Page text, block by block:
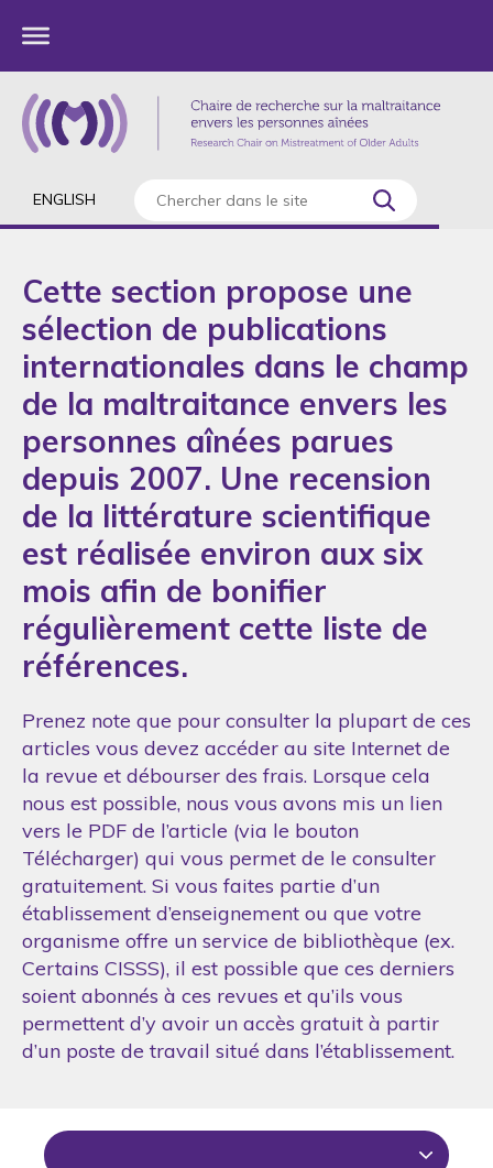
ENGLISH
Cette section propose une
sélection de publications
internationales dans le champ
de la maltraitance envers les
personnes aînées parues
depuis 2007. Une recension
de la littérature scientifique
est réalisée environ aux six
mois afin de bonifier
régulièrement cette liste de
références.
Prenez note que pour consulter la plupart de ces
articles vous devez accéder au site Internet de
la revue et débourser des frais. Lorsque cela
nous est possible, nous vous avons mis un lien
vers le PDF de l’article (via le bouton
Télécharger) qui vous permet de le consulter
gratuitement. Si vous faites partie d’un
établissement d’enseignement ou que votre
organisme offre un service de bibliothèque (ex.
Certains CISSS), il est possible que ces derniers
soient abonnés à ces revues et qu’ils vous
permettent d’y avoir un accès gratuit à partir
d’un poste de travail situé dans l’établissement.